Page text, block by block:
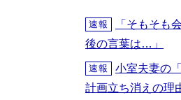
速報
「そもそ
後の言葉は…」
速報
小室夫妻の
計画立ち消えの理